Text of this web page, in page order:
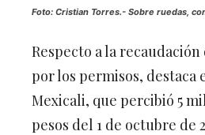
Foto: Cristian Torres.- Sobre ruedas,
Respecto a la
por los permisos, destaca
Mexicali, que percibió 5
pesos del 1 de octubre de